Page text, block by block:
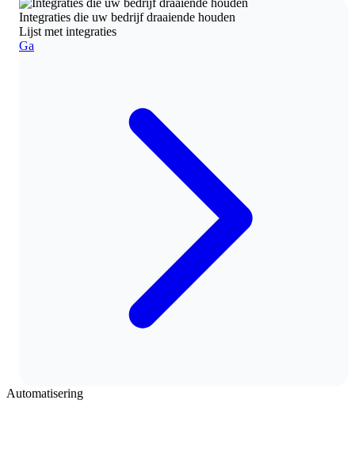
Integraties die uw bedrijf draaiende houden
Lijst met integraties
Ga
Automatisering